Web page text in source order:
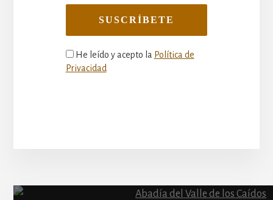
He leído y acepto la Política de
Privacidad
Content